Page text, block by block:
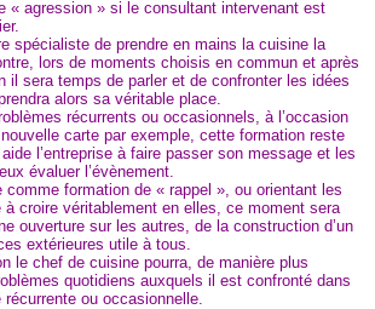
« agression » si le consultant intervenant est
spécialiste de prendre en mains la cuisine la
lors de moments choisis en commun et après
il sera temps de parler et de confronter les idées
alors sa véritable place.
récurrents ou occasionnels, à l’occasion
carte par exemple, cette formation reste
l’entreprise à faire passer son message et les
évaluer l’évènement.
comme formation de « rappel », ou orientant les
croire véritablement en elles, ce moment sera
ouverture sur les autres, de la construction d’un
extérieures utile à tous.
le chef de cuisine pourra, de manière plus
quotidiens auxquels il est confronté dans
récurrente ou occasionnelle.